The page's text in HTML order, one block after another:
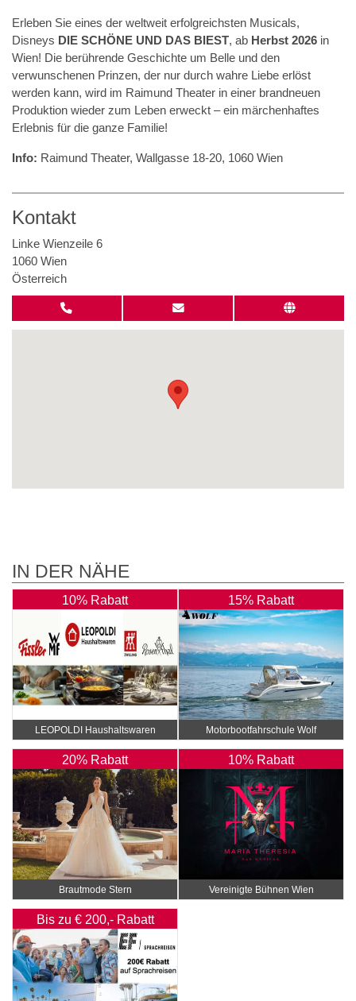
Erleben Sie eines der weltweit erfolgreichsten Musicals,
Disneys DIE SCHÖNE UND DAS BIEST, ab Herbst 2026 in
Wien! Die berührende Geschichte um Belle und den
verwunschenen Prinzen, der nur durch wahre Liebe erlöst
werden kann, wird im Raimund Theater in einer brandneuen
Produktion wieder zum Leben erweckt – ein märchenhaftes
Erlebnis für die ganze Familie!
Info: Raimund Theater, Wallgasse 18-20, 1060 Wien
Kontakt
Linke Wienzeile 6
1060 Wien
Österreich
IN DER NÄHE
10% Rabatt
LEOPOLDI Haushaltswaren
15% Rabatt
Motorbootfahrschule Wolf
20% Rabatt
Brautmode Stern
10% Rabatt
Vereinigte Bühnen Wien
Bis zu € 200,- Rabatt